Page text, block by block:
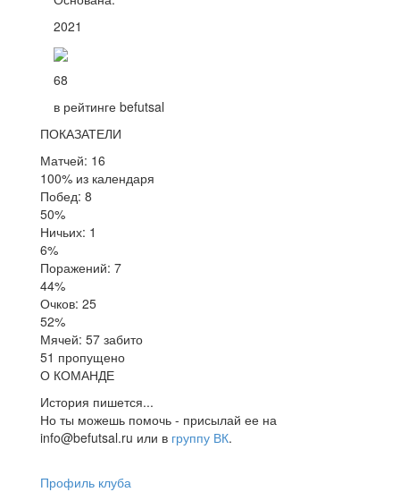
2021
68
в рейтинге befutsal
ПОКАЗАТЕЛИ
Матчей: 16
100% из календаря
Побед: 8
50%
Ничьих: 1
6%
Поражений: 7
44%
Очков: 25
52%
Мячей: 57 забито
51 пропущено
О КОМАНДЕ
История пишется...
Но ты можешь помочь - присылай ее на
info@befutsal.ru или в группу ВК.
Профиль клуба